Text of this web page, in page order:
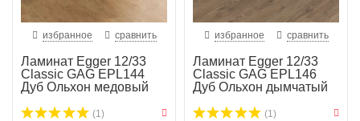
избранное сравнить
Ламинат Egger 12/33
Classic GAG EPL144
Дуб Ольхон медовый
(1)
избранное сравнить
Ламинат Egger 12/33
Classic GAG EPL146
Дуб Ольхон дымчатый
(1)